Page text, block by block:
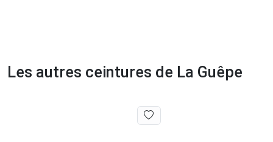
Les autres ceintures de La Guêpe